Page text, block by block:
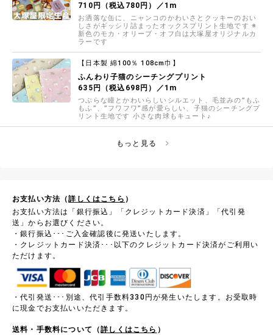
710円（税込780円）／1m
お洒落な缶に、ニャンコのかわいさとクッキーのおい
しさがギッシリ詰まったオックスプリント生地です ※
新色のモカ・オリーブ・オフ白は大塚屋オリジナルカ
ラーです
【日本製 綿100％ 108cm巾】
ふんわり子猫のシーチングプリント
635円（税込698円）／1m
つぶらな瞳とかわいらしいシルエット、毛並みの”もふ
もふ”、”フワフワ”感が愛らしい、子猫のシーチングプ
リント生地です 小さな肉球もキュート♪
もっと見る
お支払い方法（詳しくはこちら ）
お支払い方法は「銀行振込」「クレジットカード決済」「代引発
送」からお選びください。
・銀行振込･･･ご入金確認後に発送いたします。
・クレジットカード決済･･･以下のクレジットカード決済がご利用い
ただけます。
・代引発送･･･別途、代引手数料330円が発生いたします。お受取時
に現金でお支払いいただきます。
送料・手数料について（詳しくはこちら ）